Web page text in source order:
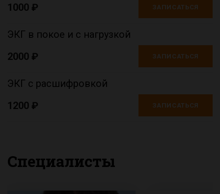
1000 ₽ ЗАПИСАТЬСЯ
ЭКГ в покое и с нагрузкой
2000 ₽
ЗАПИСАТЬСЯ
ЭКГ с расшифровкой
1200 ₽
ЗАПИСАТЬСЯ
Специалисты